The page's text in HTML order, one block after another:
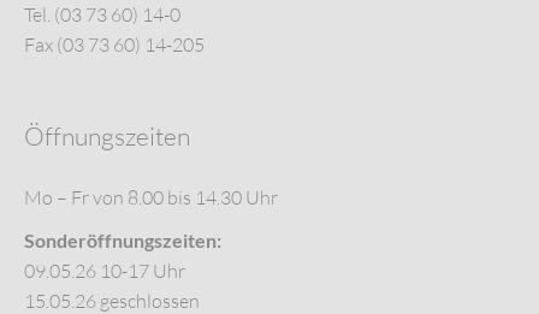
Tel. (03 73 60) 14-0
Fax (03 73 60) 14-205
Öffnungszeiten
Mo – Fr von 8.00 bis 14.30 Uhr
Sonderöffnungszeiten:
09.05.26 10-17 Uhr
15.05.26 geschlossen